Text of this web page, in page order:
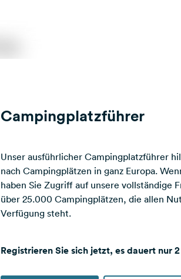
Campingplatzführer
Unser ausführlicher Campingplatzführer
nach Campingplätzen in ganz Europa.
haben Sie Zugriff auf unsere vollständige
über 25.000 Campingplätzen, die allen
Verfügung steht.
Registrieren Sie sich jetzt, es dauert nur